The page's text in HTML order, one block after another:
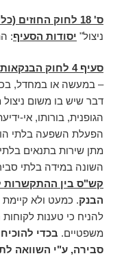
ס' 18 לחוק החוזים (כללי)
ניצול" יסודות הסעיף:
סעיף 4 לחוק הבנקאות (שרות)
– במעשה או במחדל,
דבר שיש בו משום
הגופנית, בורותו, אי-
הפעלת השפעה בלתי
מתן שירות בתנאים
השונה במידה בלתי
קש"ס בין ההתקשרות
הבנק. כמעט ולא
להניח כי טענות
משפטיים. בכדי
סבירה, ע"י השוואה